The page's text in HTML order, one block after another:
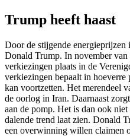
Trump heeft haast
Door de stijgende
Donald Trump. In november
verkiezingen plaats in de
verkiezingen bepaalt in hoeverre
kan voortzetten. Het merendeel
de oorlog in Iran. Daarnaast
aan de pomp. Het is dan ook
dalende trend laat zien. Donald
een overwinning willen claimen